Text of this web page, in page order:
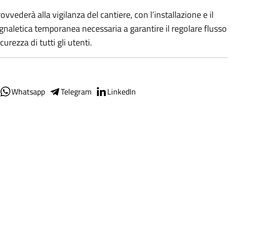
alla vigilanza del cantiere, con l’installazione e il
temporanea necessaria a garantire il regolare flusso
di tutti gli utenti.
Whatsapp Telegram LinkedIn